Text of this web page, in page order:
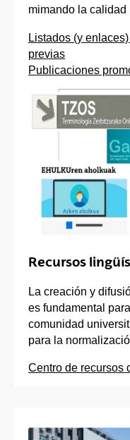
mimando la calidad
Listados (y
previas
Publicaciones
Recursos
La creación y
es fundamental
comunidad
para la
Centro de recursos